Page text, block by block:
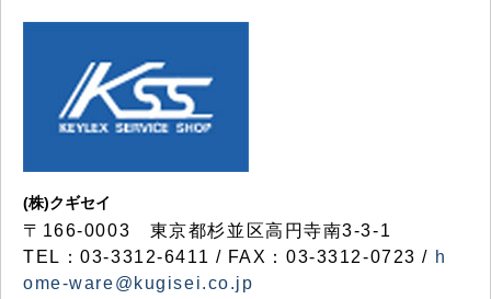
(株)クギセイ
〒166-0003 東京都杉並区高円寺南3-3-1
TEL：03-3312-6411 / FAX：03-3312-0723 / h
ome-ware@kugisei.co.jp